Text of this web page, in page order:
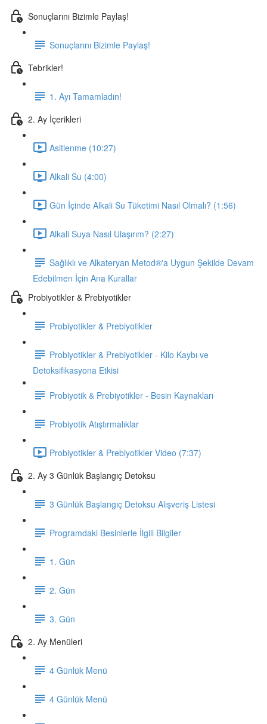
Sonuçlarını Bizimle Paylaş!
Sonuçlarını Bizimle Paylaş!
Tebrikler!
1. Ayı Tamamladın!
2. Ay İçerikleri
Asitlenme (10:27)
Alkali Su (4:00)
Gün İçinde Alkali Su Tüketimi Nasıl Olmalı? (1:56)
Alkali Suya Nasıl Ulaşırım? (2:27)
Sağlıklı ve Alkateryan Metod®'a Uygun Şekilde Devam
Edebilmen İçin Ana Kurallar
Probiyotikler & Prebiyotikler
Probiyotikler & Prebiyotikler
Probiyotikler & Prebiyotikler - Kilo Kaybı ve
Detoksifikasyona Etkisi
Probiyotik & Prebiyotikler - Besin Kaynakları
Probiyotik Atıştırmalıklar
Probiyotikler & Prebiyotikler Video (7:37)
2. Ay 3 Günlük Başlangıç Detoksu
3 Günlük Başlangıç Detoksu Alışveriş Listesi
Programdaki Besinlerle İlgili Bilgiler
1. Gün
2. Gün
3. Gün
2. Ay Menüleri
4 Günlük Menü
4 Günlük Menü